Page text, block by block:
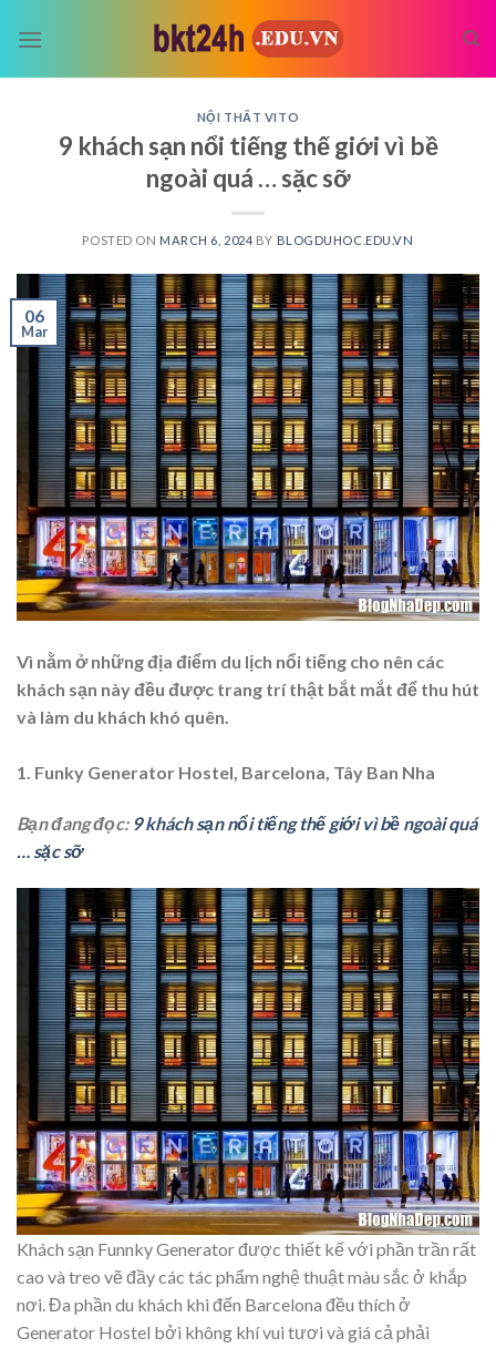
NỘI THẤT VITO
9 khách sạn nổi tiếng thế giới vì bề
ngoài quá … sặc sỡ
POSTED ON MARCH 6, 2024 BY BLOGDUHOC.EDU.VN
06
Mar
Vì nằm ở những địa điểm du lịch nổi tiếng cho nên các
khách sạn này đều được trang trí thật bắt mắt để thu hút
và làm du khách khó quên.
1. Funky Generator Hostel, Barcelona, ​​Tây Ban Nha
Bạn đang đọc: 9 khách sạn nổi tiếng thế giới vì bề ngoài quá
… sặc sỡ
Khách sạn Funnky Generator được thiết kế với phần trần rất
cao và treo vẽ đầy các tác phẩm nghệ thuật màu sắc ở khắp
nơi. Đa phần du khách khi đến Barcelona đều thích ở
Generator Hostel bởi không khí vui tươi và giá cả phải